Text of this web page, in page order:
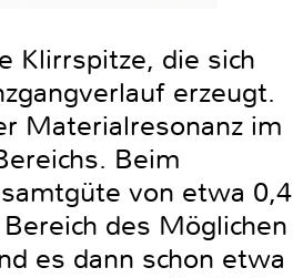
Klirrspitze, die sich
erzeugt.
Materialresonanz im
Beim
von etwa 0,4
des Möglichen
es dann schon etwa